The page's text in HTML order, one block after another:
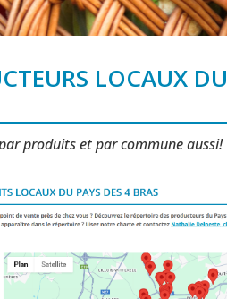
LOCAUX DU
produits et par commune aussi!